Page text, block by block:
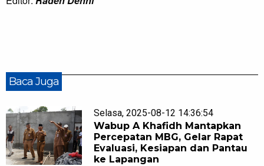
Baca Juga
Selasa, 2025-08-12 14:36:54
Wabup A Khafidh Mantapkan
Percepatan MBG, Gelar Rapat
Evaluasi, Kesiapan dan Pantau
ke Lapangan